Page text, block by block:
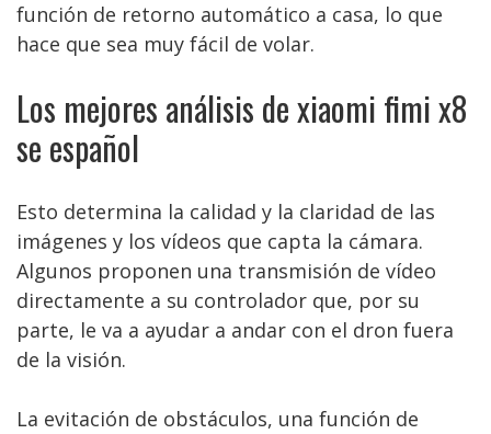
función de retorno automático a casa, lo que
hace que sea muy fácil de volar.
Los mejores análisis de xiaomi fimi x8
se español
Esto determina la calidad y la claridad de las
imágenes y los vídeos que capta la cámara.
Algunos proponen una transmisión de vídeo
directamente a su controlador que, por su
parte, le va a ayudar a andar con el dron fuera
de la visión.
La evitación de obstáculos, una función de